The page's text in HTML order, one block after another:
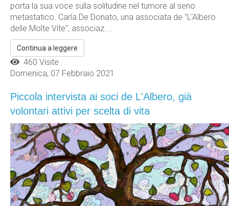
porta la sua voce sulla solitudine nel tumore al seno
metastatico. Carla De Donato, una associata de "L'Albero
delle Molte Vite", associaz....
Continua a leggere
460 Visite
Domenica, 07 Febbraio 2021
Piccola intervista ai soci de L'Albero, già
volontari attivi per scelta di vita